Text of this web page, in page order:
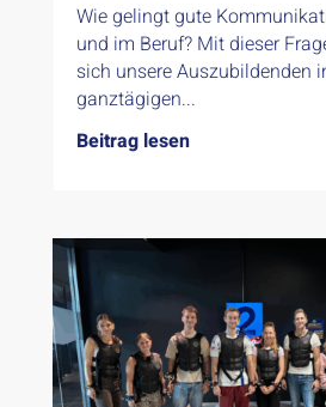
Wie gelingt gute
und im Beruf? Mit dieser
sich unsere Auszubildenden
ganztägigen...
Beitrag lesen